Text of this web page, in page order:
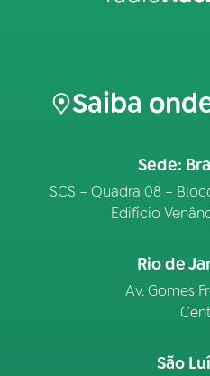
Saiba
Sede:
SCS – Quadra 08 –
Edifício
Rio de
Av. Gomes
São